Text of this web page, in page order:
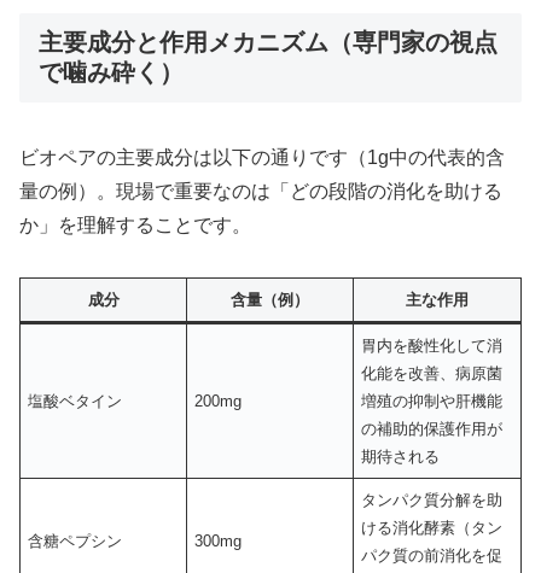
主要成分と作用メカニズム（専門家の視点
で噛み砕く）
ビオペアの主要成分は以下の通りです（1g中の代表的含
量の例）。現場で重要なのは「どの段階の消化を助ける
か」を理解することです。
成分 含量（例） 主な作用
塩酸ベタイン 200mg
胃内を酸性化して消
化能を改善、病原菌
増殖の抑制や肝機能
の補助的保護作用が
期待される
含糖ペプシン 300mg
タンパク質分解を助
ける消化酵素（タン
パク質の前消化を促